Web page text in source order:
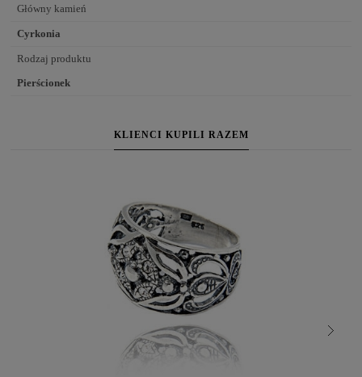
Główny kamień
Cyrkonia
Rodzaj produktu
Pierścionek
KLIENCI KUPILI RAZEM